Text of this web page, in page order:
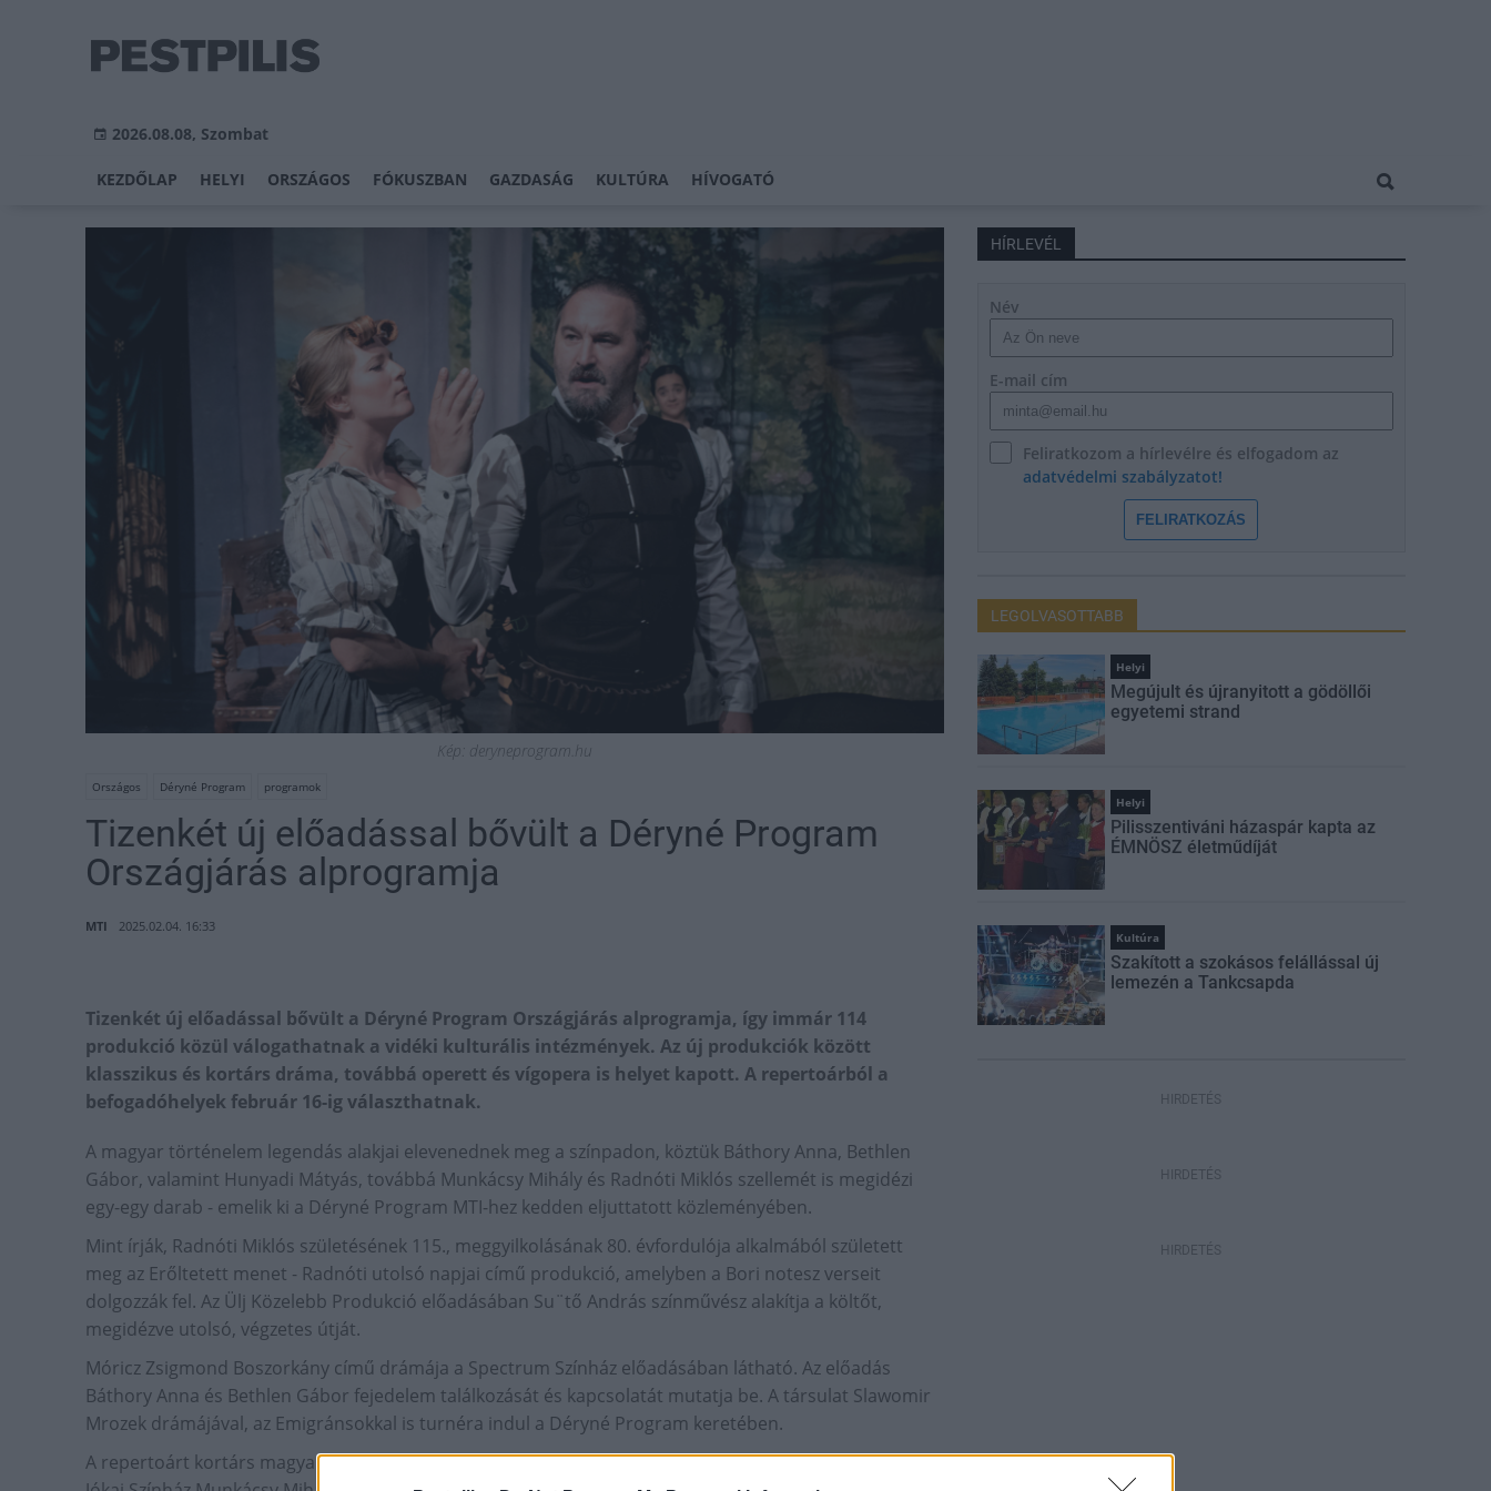
2026.08.08, Szombat
KEZDŐLAP HELYI ORSZÁGOS FÓKUSZBAN GAZDASÁG KULTÚRA HÍVOGATÓ
Kép: deryneprogram.hu
Országos Déryné Program programok
Tizenkét új előadással bővült a Déryné Program
Országjárás alprogramja
MTI 2025.02.04. 16:33
Tizenkét új előadással bővült a Déryné Program Országjárás alprogramja, így immár 114
produkció közül válogathatnak a vidéki kulturális intézmények. Az új produkciók között
klasszikus és kortárs dráma, továbbá operett és vígopera is helyet kapott. A repertoárból a
befogadóhelyek február 16-ig választhatnak.
A magyar történelem legendás alakjai elevenednek meg a színpadon, köztük Báthory Anna, Bethlen
Gábor, valamint Hunyadi Mátyás, továbbá Munkácsy Mihály és Radnóti Miklós szellemét is megidézi
egy-egy darab - emelik ki a Déryné Program MTI-hez kedden eljuttatott közleményében.
Mint írják, Radnóti Miklós születésének 115., meggyilkolásának 80. évfordulója alkalmából született
meg az Erőltetett menet - Radnóti utolsó napjai című produkció, amelyben a Bori notesz verseit
dolgozzák fel. Az Ülj Közelebb Produkció előadásában Su¨tő András színművész alakítja a költőt,
megidézve utolsó, végzetes útját.
Móricz Zsigmond Boszorkány című drámája a Spectrum Színház előadásában látható. Az előadás
Báthory Anna és Bethlen Gábor fejedelem találkozását és kapcsolatát mutatja be. A társulat Slawomir
Mrozek drámájával, az Emigránsokkal is turnéra indul a Déryné Program keretében.
A repertoárt kortárs magyar drámákból született produkciók is gazdagítják, köztük van a Békéscsabai
HÍRLEVÉL
Név
E-mail cím
Feliratkozom a hírlevélre és elfogadom az
adatvédelmi szabályzatot!
FELIRATKOZÁS
LEGOLVASOTTABB
Helyi
Megújult és újranyitott a gödöllői
egyetemi strand
Helyi
Pilisszentiváni házaspár kapta az
ÉMNÖSZ életműdíját
Kultúra
Szakított a szokásos felállással új
lemezén a Tankcsapda
HIRDETÉS
HIRDETÉS
HIRDETÉS